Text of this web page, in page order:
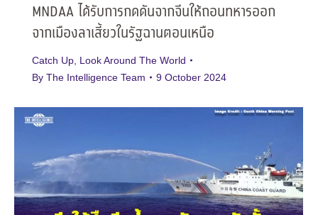
MNDAA ได้รับการกดดันจากจีนให้ถอนทหารออก
จากเมืองลาเสี้ยวในรัฐฉานตอนเหนือ
Catch Up Look Around The World
By The Intelligence Team 9 October 2024